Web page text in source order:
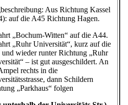
Aus Richtung Kassel
auf die A45 Richtung Hagen.
„Bochum-Witten“ auf die A44.
„Ruhr Universität“, kurz auf die
wieder runter Richtung „Ruhr
– ist gut ausgeschildert. An
rechts in die
dann Schildern
„Parkhaus“ folgen